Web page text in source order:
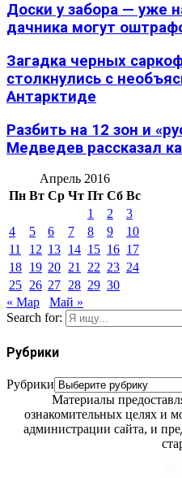
Доски у забора — уже
дачника могут
Загадка черных
столкнулись с
Антарктиде
Разбить на 12 зон и
Медведев рассказал
Апрель 2016
Пн Вт Ср Чт Пт Сб Вс
1
2
3
4
5 6 7 8 9
10
11
12 13 14 15 16 17
18 19 20 21 22 23 24
25 26 27 28 29 30
« Мар
Май »
Search for:
Рубрики
Рубрики
Материалы
ознакомительных целях и
администрации сайта, и